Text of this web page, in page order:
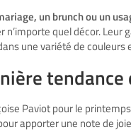
un brunch ou un
quel décor.
une variété de couleurs
Paviot pour le
apporter une note de